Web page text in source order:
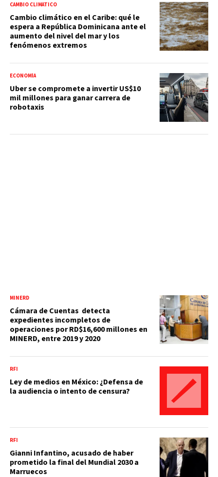
CAMBIO CLIMÁTICO
Cambio climático en el Caribe: qué le
espera a República Dominicana ante el
aumento del nivel del mar y los
fenómenos extremos
ECONOMÍA
Uber se compromete a invertir US$10
mil millones para ganar carrera de
robotaxis
MINERD
Cámara de Cuentas detecta
expedientes incompletos de
operaciones por RD$16,600 millones en
MINERD, entre 2019 y 2020
RFI
Ley de medios en México: ¿Defensa de
la audiencia o intento de censura?
RFI
Gianni Infantino, acusado de haber
prometido la final del Mundial 2030 a
Marruecos